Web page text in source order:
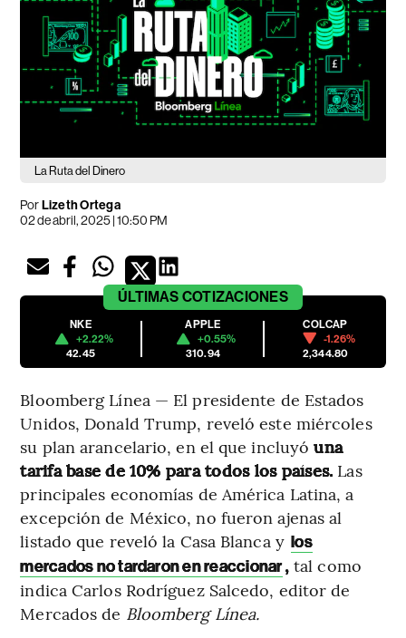
La Ruta del Dinero
PorLizeth Ortega
02 de abril, 2025 | 10:50 PM
ÚLTIMAS COTIZACIONES
NKE
+2.22%
42.45
APPLE
+0.55%
310.94
COLCAP
-1.26%
2,344.80
Bloomberg Línea — El presidente de Estados
Unidos, Donald Trump, reveló este miércoles
su plan arancelario, en el que incluyó una
tarifa base de 10% para todos los países. Las
principales economías de América Latina, a
excepción de México, no fueron ajenas al
listado que reveló la Casa Blanca y los
mercados no tardaron en reaccionar,tal como
indica Carlos Rodríguez Salcedo, editor de
Mercados de Bloomberg Línea.